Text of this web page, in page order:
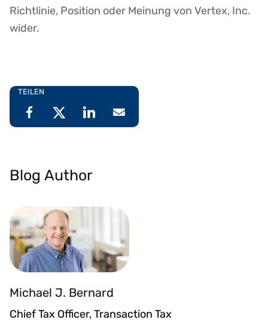
Richtlinie, Position oder Meinung von Vertex, Inc.
wider.
TEILEN
Blog Author
Michael J. Bernard
Chief Tax Officer, Transaction Tax